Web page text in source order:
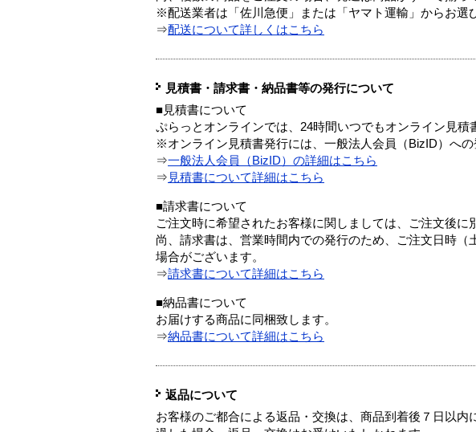
※配送業者は「佐川急便」または「ヤマト運輸」からお選
⇒配送について詳しくはこちら
見積書・請求書・納品書等の発行について
■見積書について
ぷらっとオンラインでは、24時間いつでもオンライン見積
※オンライン見積書発行には、一般法人会員（BizID）への
⇒一般法人会員（BizID）の詳細はこちら
⇒ 見積書について詳細はこちら
■請求書について
ご注文時に希望されたお客様に関しましては、ご注文後に
尚、請求書は、営業時間内での発行のため、ご注文日時
場合がございます。
⇒請求書について詳細はこちら
■納品書について
お届けする商品に同梱致します。
⇒納品書について詳細はこちら
返品について
お客様のご都合による返品・交換は、商品到着後７日以